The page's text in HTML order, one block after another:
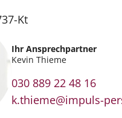
Kt
Ihr Ansprechpartner
Kevin Thieme
030 889 22 48 16
k.thieme@impuls-